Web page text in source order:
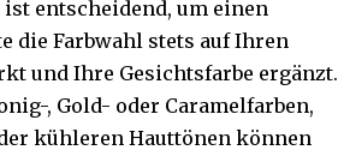
entscheidend, um einen
die Farbwahl stets auf Ihren
und Ihre Gesichtsfarbe ergänzt.
, Gold- oder Caramelfarben,
kühleren Hauttönen können